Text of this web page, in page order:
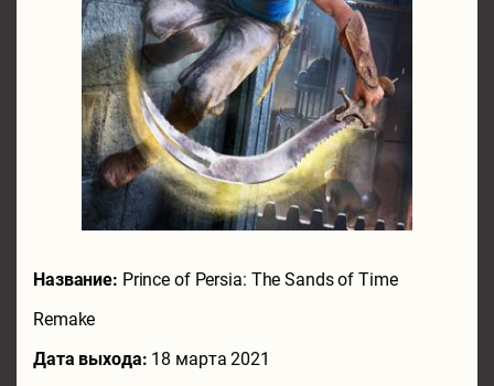
Название: Prince of Persia: The Sands of Time
Remake
Дата выхода: 18 марта 2021